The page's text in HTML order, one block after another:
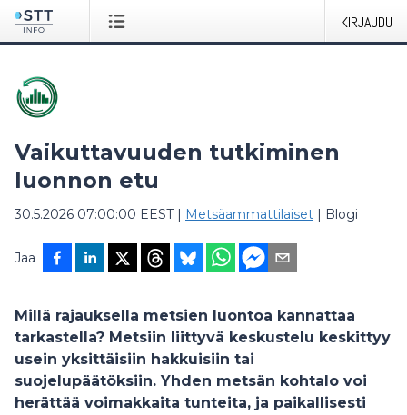
KIRJAUDU
Vaikuttavuuden tutkiminen
luonnon etu
30.5.2026 07:00:00 EEST| Metsäammattilaiset | Blogi
Jaa
Millä rajauksella metsien luontoa kannattaa
tarkastella? Metsiin liittyvä keskustelu keskittyy
usein yksittäisiin hakkuisiin tai
suojelupäätöksiin. Yhden metsän kohtalo voi
herättää voimakkaita tunteita, ja paikallisesti